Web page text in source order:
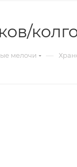
мелочи —